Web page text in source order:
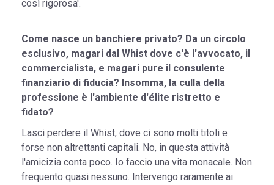
così rigorosa'.
Come nasce un banchiere privato? Da un circolo
esclusivo, magari dal Whist dove c'è l'avvocato, il
commercialista, e magari pure il consulente
finanziario di fiducia? Insomma, la culla della
professione è l'ambiente d'élite ristretto e
fidato?
Lasci perdere il Whist, dove ci sono molti titoli e
forse non altrettanti capitali. No, in questa attività
l'amicizia conta poco. Io faccio una vita monacale. Non
frequento quasi nessuno. Intervengo raramente ai